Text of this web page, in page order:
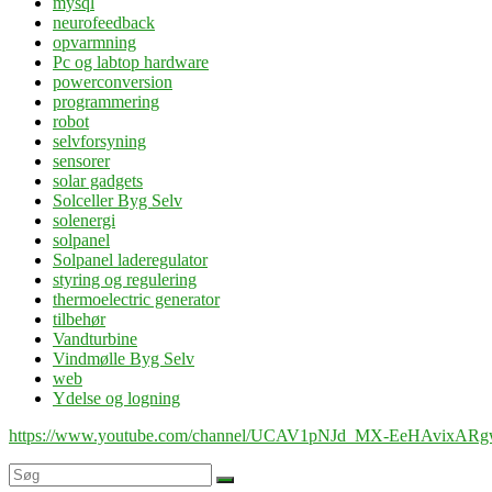
neurofeedback
opvarmning
Pc og labtop hardware
powerconversion
programmering
robot
selvforsyning
sensorer
solar gadgets
Solceller Byg Selv
solenergi
solpanel
Solpanel laderegulator
styring og regulering
thermoelectric generator
tilbehør
Vandturbine
Vindmølle Byg Selv
web
Ydelse og logning
https://www.youtube.com/channel/UCAV1pNJd_MX-